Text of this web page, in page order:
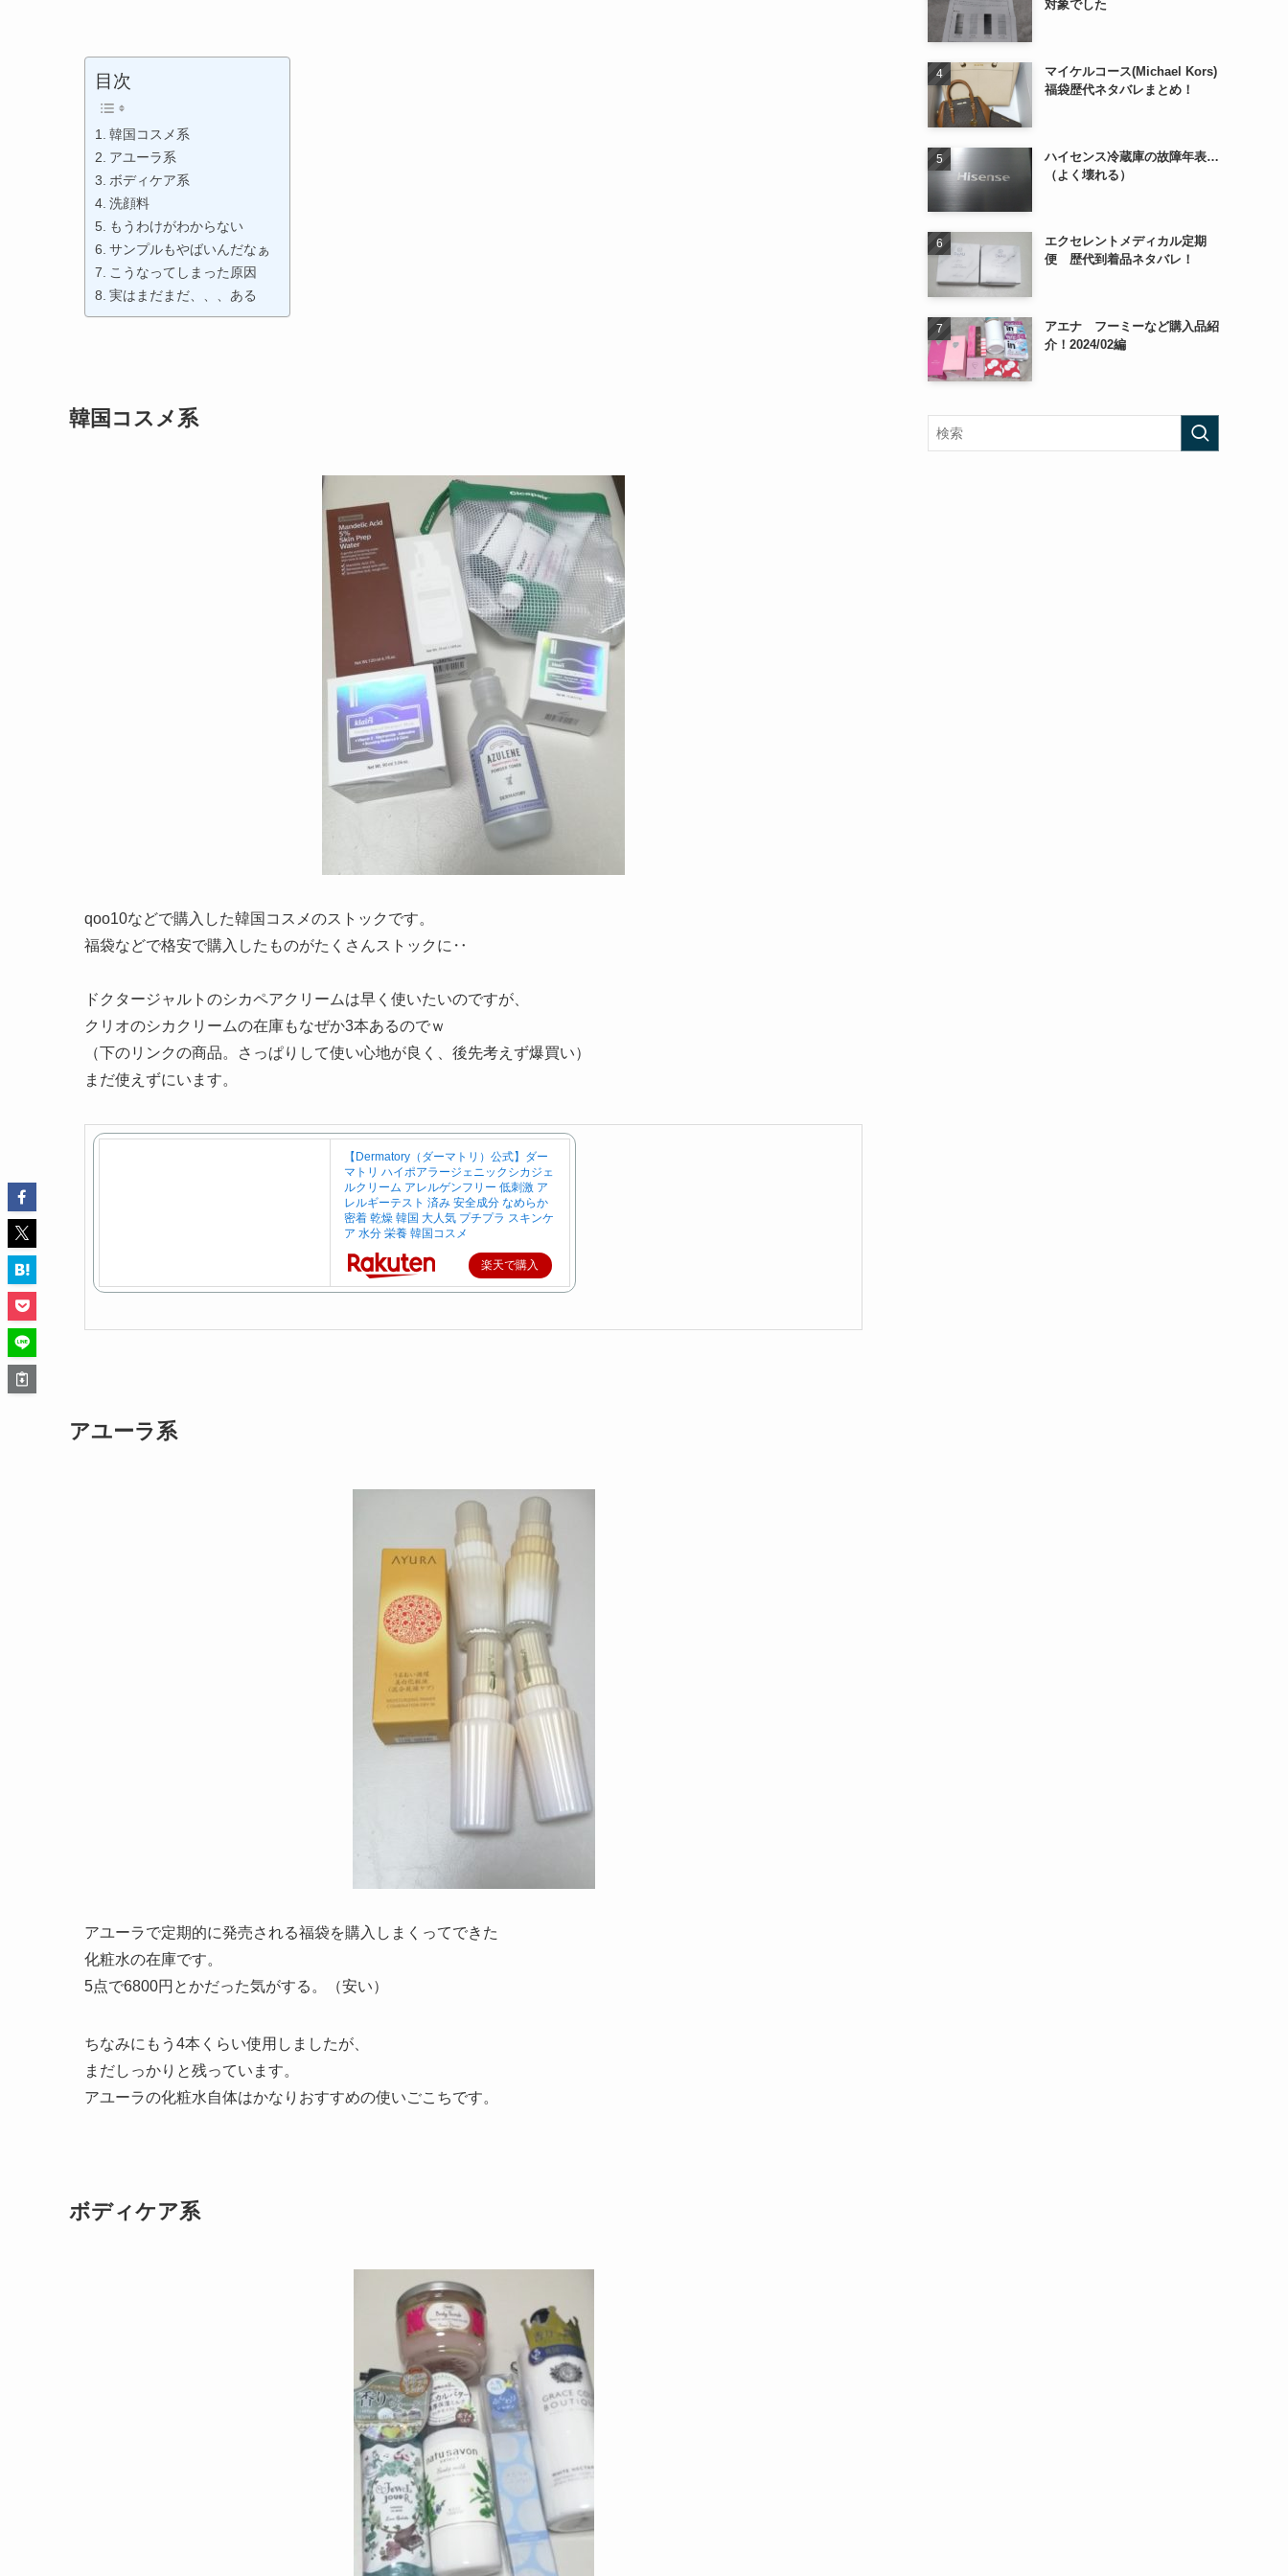
目次
韓国コスメ系
アユーラ系
ボディケア系
洗顔料
もうわけがわからない
サンプルもやばいんだなぁ
こうなってしまった原因
実はまだまだ、、、ある
韓国コスメ系
qoo10などで購入した韓国コスメのストックです。
福袋などで格安で購入したものがたくさんストックに‥
ドクタージャルトのシカペアクリームは早く使いたいのですが、
クリオのシカクリームの在庫もなぜか3本あるのでｗ
（下のリンクの商品。さっぱりして使い心地が良く、後先考えず爆買い）
まだ使えずにいます。
【Dermatory（ダーマトリ）公式】ダー
マトリ ハイポアラージェニックシカジェ
ルクリーム アレルゲンフリー 低刺激 ア
レルギーテスト 済み 安全成分 なめらか
密着 乾燥 韓国 大人気 プチプラ スキンケ
ア 水分 栄養 韓国コスメ
楽天で購入
アユーラ系
アユーラで定期的に発売される福袋を購入しまくってできた
化粧水の在庫です。
5点で6800円とかだった気がする。（安い）
ちなみにもう4本くらい使用しましたが、
まだしっかりと残っています。
アユーラの化粧水自体はかなりおすすめの使いごこちです。
ボディケア系
対象でした
マイケルコース(Michael Kors)
福袋歴代ネタバレまとめ！
ハイセンス冷蔵庫の故障年表…
（よく壊れる）
エクセレントメディカル定期
便 歴代到着品ネタバレ！
アエナ フーミーなど購入品紹
介！2024/02編